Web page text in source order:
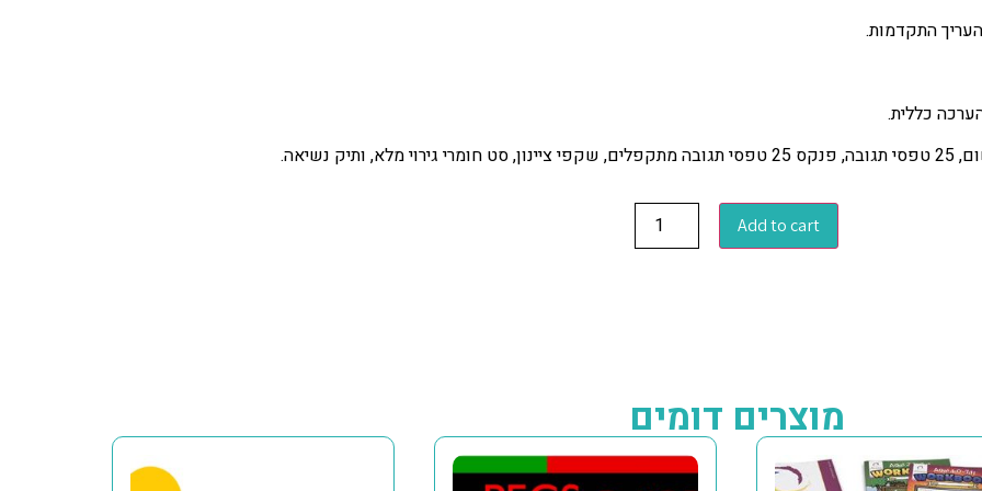
התקדמות.
כללית.
Add to cart
מוצרים דומים